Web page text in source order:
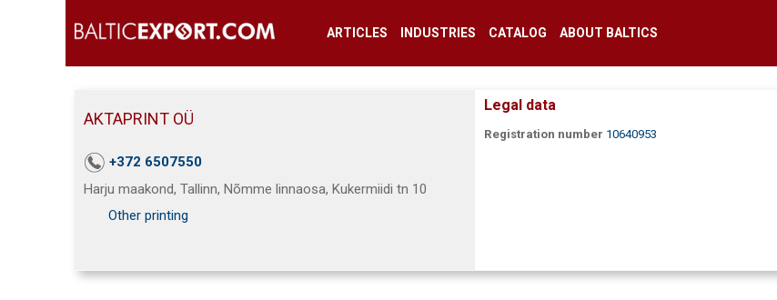
ARTICLES INDUSTRIES CATALOG ABOUT BALTICS
AKTAPRINT OÜ
+372 6507550
Harju maakond, Tallinn, Nõmme linnaosa, Kukermiidi tn 10
Other printing
Legal data
Registration number 10640953